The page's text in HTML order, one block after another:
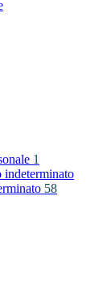
1
indeterminato
58